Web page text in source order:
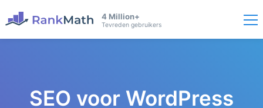
4 Million+
Tevreden gebruikers
SEO voor WordPress